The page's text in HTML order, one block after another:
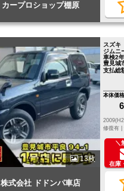
カープロショップ棚原
13枚
株式会社 ドドンパ車店
スズキ
ジムニ
車検2
豊見城
問い合
支払総
本体価格
修復有 |
＼
在庫